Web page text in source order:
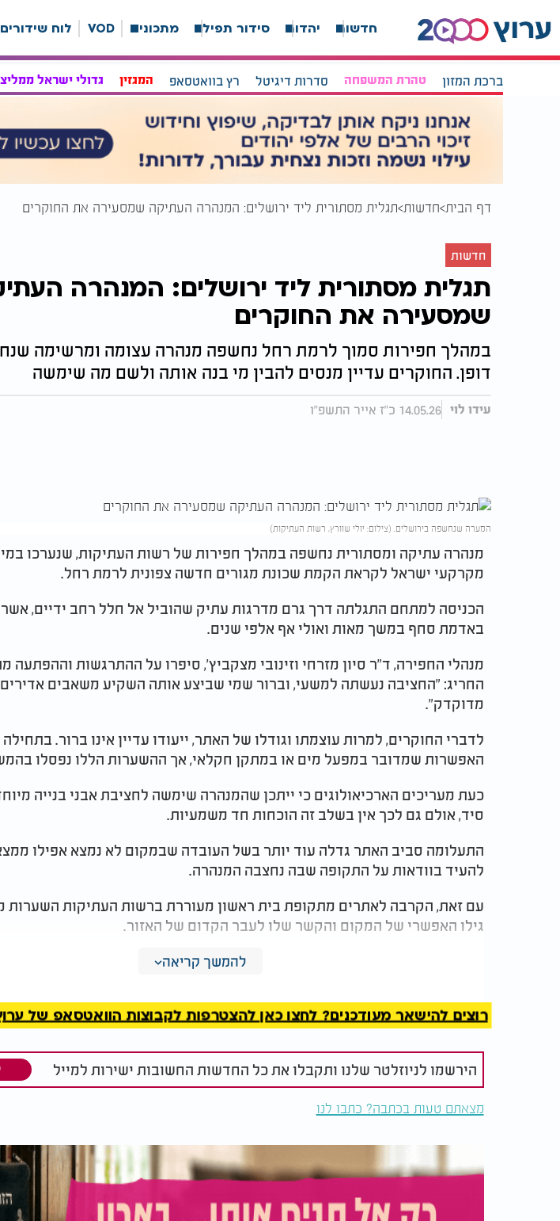
חדשות יהדות סידור תפילה מתכונים VOD לוח שידורים
ברכת המזון טהרת המשפחה סדרות דיגיטל רץ בוואטסאפ המגזין גדולי ישראל
דף הבית חדשות תגלית מסתורית ליד ירושלים: המנהרה העתיקה שמסעירה את החוקרים
חדשות
תגלית מסתורית ליד ירושלים: המנהרה
שמסעירה את החוקרים
במהלך חפירות סמוך לרמת רחל נחשפה מנהרה עצומה ומרשימה
דופן. החוקרים עדיין מנסים להבין מי בנה אותה ולשם מה שימשה
עידו לוי 14.05.26 כ"ז אייר התשפ"ו
המערה שנחשפה בירושלים. (צילום: יולי שוורץ, רשות העתיקות)
מנהרה עתיקה ומסתורית נחשפה במהלך חפירות של רשות העתיקות, שנערכו
מקרקעי ישראל לקראת הקמת שכונת מגורים חדשה צפונית לרמת רחל.
הכניסה למתחם התגלתה דרך גרם מדרגות עתיק שהוביל אל חלל רחב ידיים,
באדמת סחף במשך מאות ואולי אף אלפי שנים.
מנהלי החפירה, ד"ר סיון מזרחי וזינובי מצקביץ', סיפרו על ההתרגשות וההפתעה
החריג: "החציבה נעשתה למשעי, וברור שמי שביצע אותה השקיע משאבים אדירים
מדוקדק".
לדברי החוקרים, למרות עוצמתו וגודלו של האתר, ייעודו עדיין אינו ברור.
האפשרות שמדובר במפעל מים או במתקן חקלאי, אך ההשערות הללו נפסלו
כעת מעריכים הארכיאולוגים כי ייתכן שהמנהרה שימשה לחציבת אבני בנייה
סיד, אולם גם לכך אין בשלב זה הוכחות חד משמעיות.
התעלומה סביב האתר גדלה עוד יותר בשל העובדה שבמקום לא נמצא אפילו
להעיד בוודאות על התקופה שבה נחצבה המנהרה.
עם זאת, הקרבה לאתרים מתקופת בית ראשון מעוררת ברשות העתיקות השערות
גילו האפשרי של המקום והקשר שלו לעבר הקדום של האזור.
ברשות מקרקעי ישראל כבר הודיעו כי המנהרה לא תיקבר תחת הבנייה החדשה,
להמשך קריאה
רוצים להישאר מעודכנים? לחצו כאן להצטרפות לקבוצות הוואטסאפ של ערוץ 2000
הירשמו לניוזלטר שלנו ותקבלו את כל החדשות החשובות ישירות למייל
מצאתם טעות בכתבה? כתבו לנו